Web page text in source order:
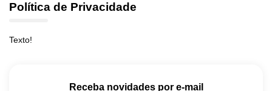
Máquinas
Política de Privacidade
Texto!
Receba novidades por e-mail